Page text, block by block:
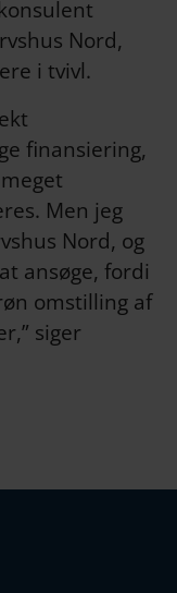
Nord,
i tvivl.
finansiering,
Men jeg
Nord, og
ansøge, fordi
omstilling af
siger